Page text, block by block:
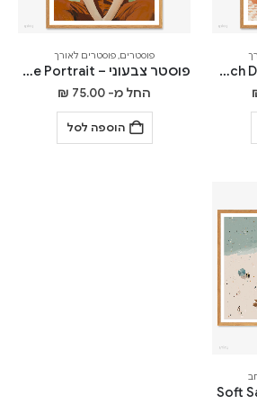
פוסטר צבעוני – Marrakech Dream
פוסטרים,פוסטרים לאורך
פוסטר צבעוני – Peaceful Pose Portrait
החל מ- ₪ 75.00
הוספה לסל